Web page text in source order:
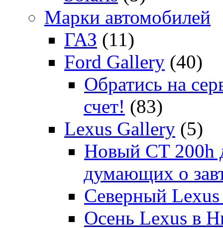
Марки автомобилей
ГАЗ (11)
Ford Gallery (40)
Обратись на
счет! (83)
Lexus Gallery (5)
Новый CT 200h
думающих о
Северный Lexus
Осень Lexus в